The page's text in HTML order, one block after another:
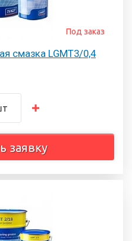
смазка LGMT3/0,4
Под заказ
заявку